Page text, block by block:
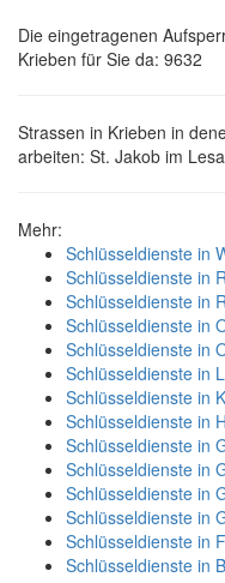
Die eingetragenen
Krieben für Sie da: 9632
Strassen in Krieben in
arbeiten: St. Jakob im
Mehr:
Schlüsseldienste in
Schlüsseldienste in
Schlüsseldienste in
Schlüsseldienste in
Schlüsseldienste in
Schlüsseldienste in
Schlüsseldienste in
Schlüsseldienste in
Schlüsseldienste in
Schlüsseldienste in
Schlüsseldienste in
Schlüsseldienste in
Schlüsseldienste in
Schlüsseldienste in